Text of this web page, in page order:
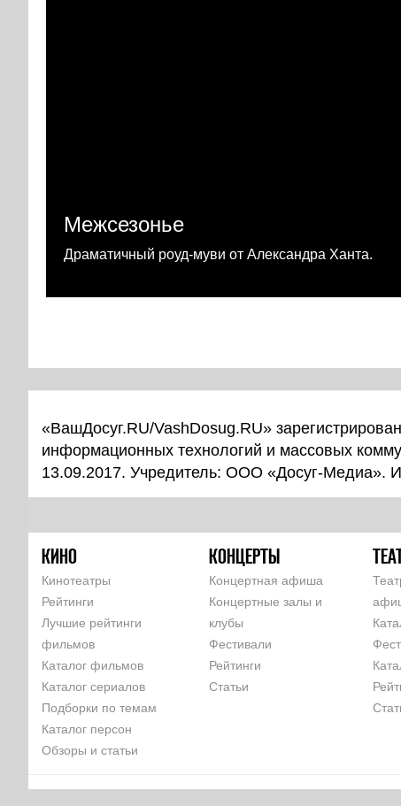
Межсезонье
Драматичный роуд-муви от Александра Ханта.
«ВашДосуг.RU/VashDosug.RU»
информационных технологий и массовых
13.09.2017. Учредитель: ООО «Досуг-
КИНО
Кинотеатры
Рейтинги
Лучшие рейтинги
фильмов
Каталог фильмов
Каталог сериалов
Подборки по темам
Каталог персон
Обзоры и статьи
КОНЦЕРТЫ
Концертная афиша
Концертные залы и
клубы
Фестивали
Рейтинги
Статьи